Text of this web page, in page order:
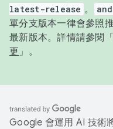
latest-release 。
單分支版本一律會參照
最新版本。詳情請參閱「
更 」。
Google 會運用 AI 技術